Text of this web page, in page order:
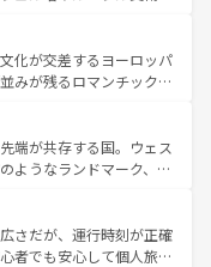
異なるスペインはその個
人を魅了する。 なお、新着のスペイン情報は コ
華麗な宮殿、歴史的な大
な自然が、訪れる者を心
美食の国としても知ら
ランス、プロヴァンスの
な楽しみ方が可能だ。さ
溢れており、どの街角に
全く異なる文化を体験で
フランス情報はコンテンツ一覧
化が交差するヨーロッパ
みが残るロマンチック街
も飽きることがない。ベ
州のアルプスの絶景、そ
った風景は必見。ビール
なお、新着の
照してほしい。
端が共存する国。ウェス
ようなランドマーク、歴
た、優雅なアフタヌーン
い英国パブ、サッカー観
験も豊富。イギリスを旅
さだが、運行時刻が正確
者でも安心して個人旅行